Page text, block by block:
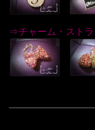
⇒チャーム・スト